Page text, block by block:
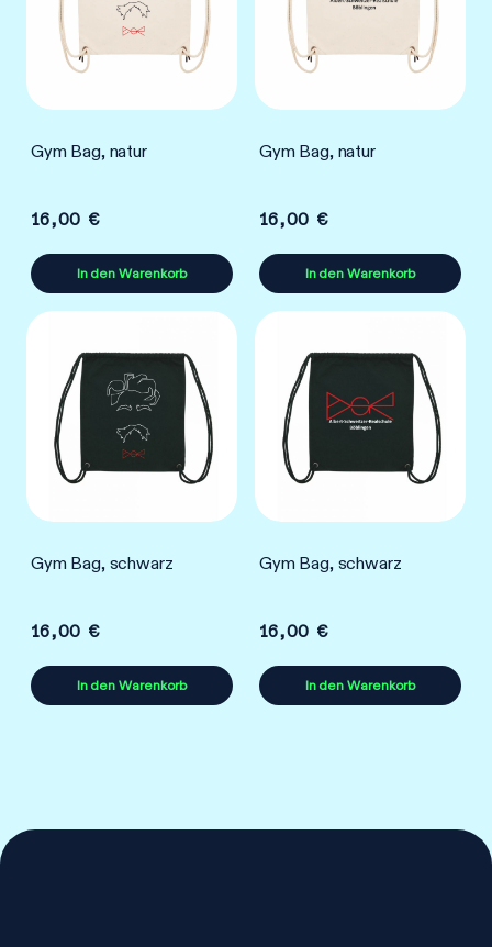
Gym Bag, natur
16,00 €
In den Warenkorb
Gym Bag, natur
16,00 €
In den Warenkorb
Gym Bag, schwarz
16,00 €
In den Warenkorb
Gym Bag, schwarz
16,00 €
In den Warenkorb